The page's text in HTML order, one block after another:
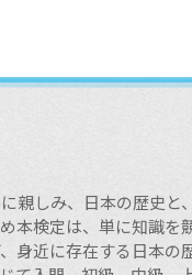
親しみ、日本の歴史と
本検定は、単に知識を
身近に存在する日本